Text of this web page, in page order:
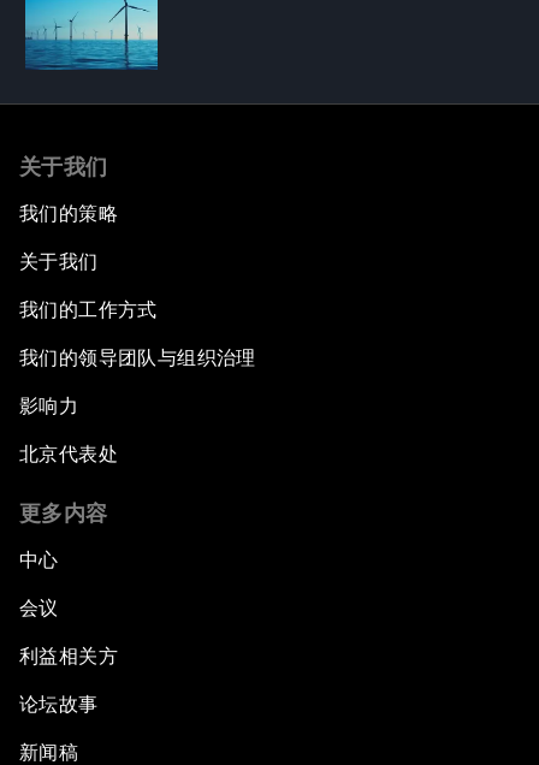
关于我们
我们的策略
关于我们
我们的工作方式
我们的领导团队与组织治理
影响力
北京代表处
更多内容
中心
会议
利益相关方
论坛故事
新闻稿